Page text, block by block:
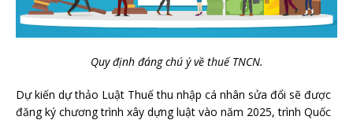
Quy định đáng chú ý về thuế TNCN.
Dự kiến dự thảo Luật Thuế thu nhập cá nhân sửa đổi sẽ được
đăng ký chương trình xây dựng luật vào năm 2025, trình Quốc